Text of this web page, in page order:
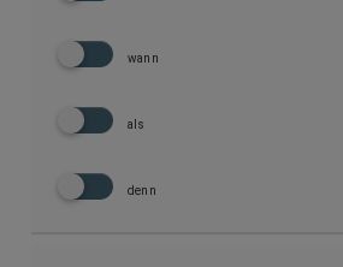
wann
als
denn